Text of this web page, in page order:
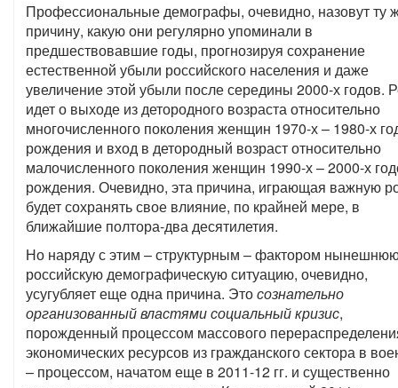
Профессиональные демографы, очевидно, назовут ту
причину, какую они регулярно упоминали в
предшествовавшие годы, прогнозируя сохранение
естественной убыли российского населения и даже
увеличение этой убыли после середины 2000-х годов.
идет о выходе из детородного возраста относительно
многочисленного поколения женщин 1970-х – 1980-х
рождения и вход в детородный возраст относительно
малочисленного поколения женщин 1990-х – 2000-х
рождения. Очевидно, эта причина, играющая важную
будет сохранять свое влияние, по крайней мере, в
ближайшие полтора-два десятилетия.
Но наряду с этим – структурным – фактором
российскую демографическую ситуацию, очевидно,
усугубляет еще одна причина. Этосознательно
организованный властями социальный кризис,
порожденный процессом массового
экономических ресурсов из гражданского сектора в
– процессом, начатом еще в 2011-12 гг. и существенно